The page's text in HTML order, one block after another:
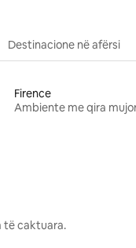
Destinacione në afërsi
Firence
Ambiente me qira
të caktuara.